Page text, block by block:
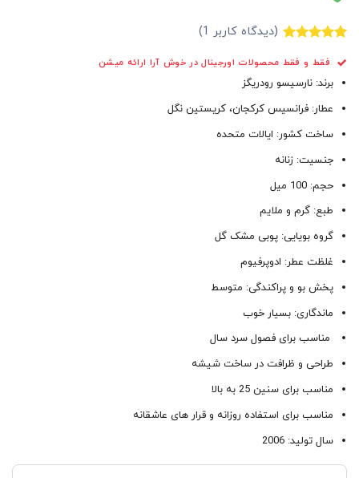
از 5 امتیاز
مشتری
(دیدگاه کاربر 1
)
فقط و فقط محصولات اورجینال در خوش آرا ارائه میشن
برند: نارسیسو رودریگز
عطار: فرانسیس کرکجان، کریستین نگل
ساخت کشور: ایالات متحده
جنسیت: زنانه
حجم: 100 میل
طبع: گرم و ملایم
گروه بویایی: پوبی مشک گل
غلظت عطر: ادوپرفیوم
پخش بو و پراکندگی: متوسط
ماندگاری: بسیار خوب
مناسب برای فصول سرد سال
طراحی و ظرافت در ساخت شیشه
مناسب برای سنین 25 به بالا
مناسب برای استفاده روزانه و قرار های عاشقانه
سال تولید: 2006